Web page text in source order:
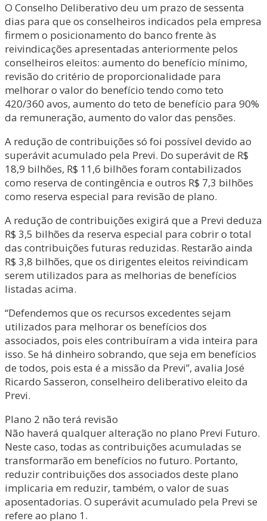
O Conselho Deliberativo deu um prazo de sessenta
dias para que os conselheiros indicados pela empresa
firmem o posicionamento do banco frente às
reivindicações apresentadas anteriormente pelos
conselheiros eleitos: aumento do benefício mínimo,
revisão do critério de proporcionalidade para
melhorar o valor do benefício tendo como teto
420/360 avos, aumento do teto de benefício para 90%
da remuneração, aumento do valor das pensões.
A redução de contribuições só foi possível devido ao
superávit acumulado pela Previ. Do superávit de R$
18,9 bilhões, R$ 11,6 bilhões foram contabilizados
como reserva de contingência e outros R$ 7,3 bilhões
como reserva especial para revisão de plano.
A redução de contribuições exigirá que a Previ deduza
R$ 3,5 bilhões da reserva especial para cobrir o total
das contribuições futuras reduzidas. Restarão ainda
R$ 3,8 bilhões, que os dirigentes eleitos reivindicam
serem utilizados para as melhorias de benefícios
listadas acima.
“Defendemos que os recursos excedentes sejam
utilizados para melhorar os benefícios dos
associados, pois eles contribuíram a vida inteira para
isso. Se há dinheiro sobrando, que seja em benefícios
de todos, pois esta é a missão da Previ”, avalia José
Ricardo Sasseron, conselheiro deliberativo eleito da
Previ.
Plano 2 não terá revisão
Não haverá qualquer alteração no plano Previ Futuro.
Neste caso, todas as contribuições acumuladas se
transformarão em benefícios no futuro. Portanto,
reduzir contribuições dos associados deste plano
implicaria em reduzir, também, o valor de suas
aposentadorias. O superávit acumulado pela Previ se
refere ao plano 1.